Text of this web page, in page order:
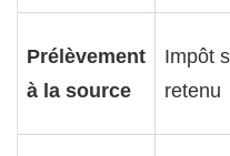
Prélèvement
à la source
Impôt
retenu